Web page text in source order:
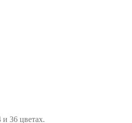
36 цветах.